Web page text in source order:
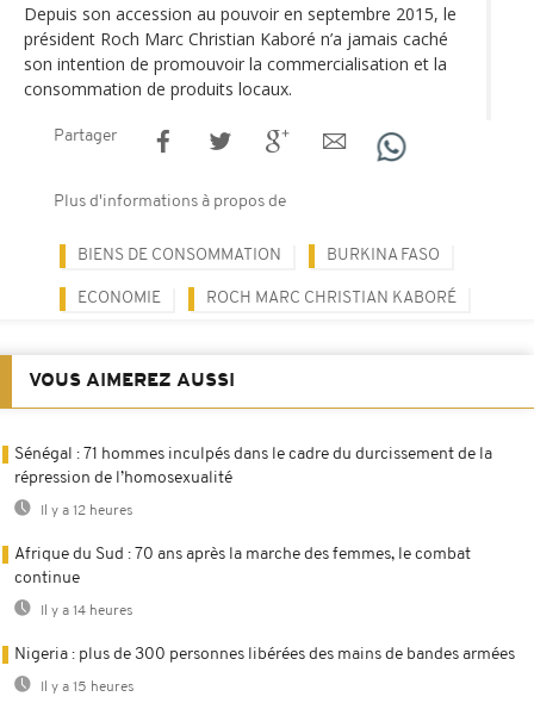
Depuis son accession au pouvoir en septembre 2015, le
président Roch Marc Christian Kaboré n’a jamais caché
son intention de promouvoir la commercialisation et la
consommation de produits locaux.
Partager
Plus d'informations à propos de
BIENS DE CONSOMMATION BURKINA FASO
ECONOMIE ROCH MARC CHRISTIAN KABORÉ
VOUS AIMEREZ AUSSI
Sénégal : 71 hommes inculpés dans le cadre du durcissement de la
répression de l’homosexualité
Il y a 12 heures
Afrique du Sud : 70 ans après la marche des femmes, le combat
continue
Il y a 14 heures
Nigeria : plus de 300 personnes libérées des mains de bandes armées
Il y a 15 heures